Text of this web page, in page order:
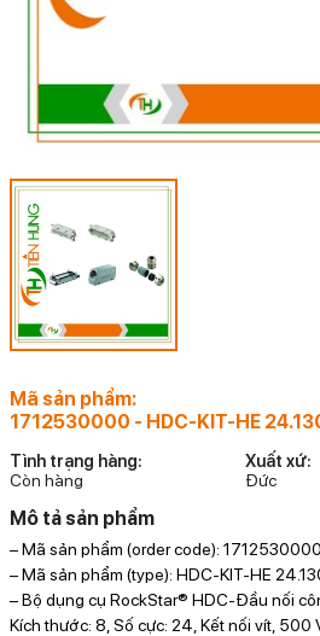
Mã sản phẩm:
1712530000 - HDC-KIT-HE
Tình trạng hàng:
Còn hàng
Xuất xứ:
Đức
Mô tả sản phẩm
– Mã sản phẩm (order code): 1712530000
– Mã sản phẩm (type): HDC-KIT-HE
– Bộ dụng cụ RockStar® HDC-Đầu nối
Kích thước: 8, Số cực: 24, Kết nối vít, 500